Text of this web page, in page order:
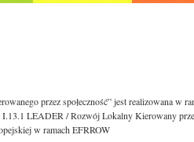
przez społeczność” jest realizowana w
LEADER / Rozwój Lokalny Kierowany
w ramach EFRROW